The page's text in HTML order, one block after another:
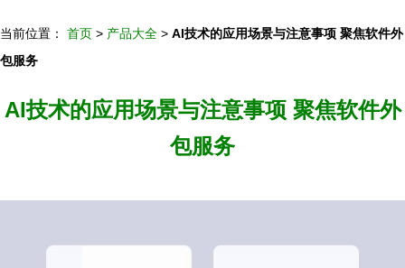
当前位置： 首页 > 产品大全 > AI技术的应用场景与注意事项 聚焦软件外
包服务
AI技术的应用场景与注意事项 聚焦软件外
包服务